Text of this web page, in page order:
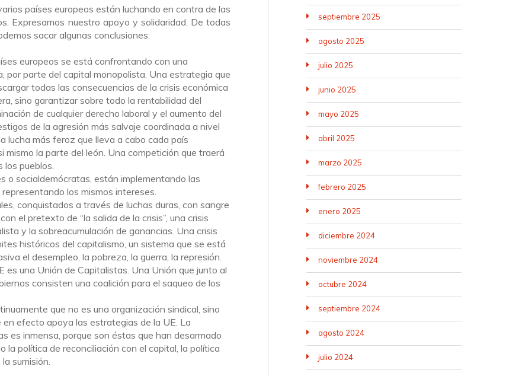
países europeos están luchando en contra de las
Expresamos nuestro apoyo y solidaridad. De todas
sacar algunas conclusiones:
europeos se está confrontando con una
por parte del capital monopolista. Una estrategia que
todas las consecuencias de la crisis económica
sino garantizar sobre todo la rentabilidad del
de cualquier derecho laboral y el aumento del
de la agresión más salvaje coordinada a nivel
lucha más feroz que lleva a cabo cada país
mismo la parte del león. Una competición que traerá
los pueblos.
o socialdemócratas, están implementando las
los mismos intereses.
conquistados a través de luchas duras, con sangre
el pretexto de “la salida de la crisis”, una crisis
y la sobreacumulación de ganancias. Una crisis
históricos del capitalismo, un sistema que se está
el desempleo, la pobreza, la guerra, la represión.
es una Unión de Capitalistas. Una Unión que junto al
consisten una coalición para el saqueo de los
que no es una organización sindical, sino
en efecto apoya las estrategias de la UE. La
es inmensa, porque son éstas que han desarmado
la política de reconciliación con el capital, la política
sumisión.
septiembre 2025
agosto 2025
julio 2025
junio 2025
mayo 2025
abril 2025
marzo 2025
febrero 2025
enero 2025
diciembre 2024
noviembre 2024
octubre 2024
septiembre 2024
agosto 2024
julio 2024